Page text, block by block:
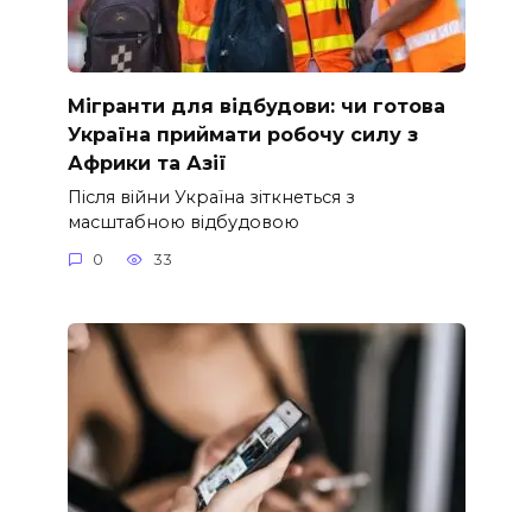
Мігранти для відбудови: чи готова
Україна приймати робочу силу з
Африки та Азії
Після війни Україна зіткнеться з
масштабною відбудовою
0 33